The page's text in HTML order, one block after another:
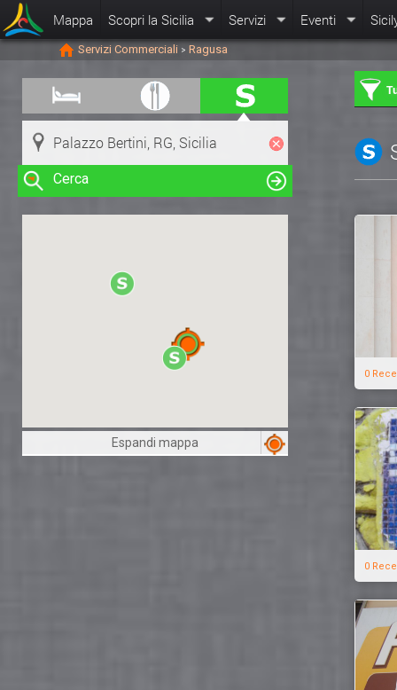
Mappa Scopri la Sicilia Servizi Eventi
Servizi Commerciali > Ragusa
Cerca
Clicca su una risorsa nella mappa
Espandi mappa
0
0